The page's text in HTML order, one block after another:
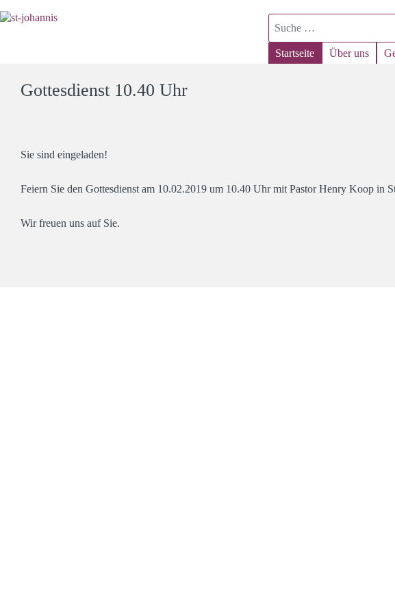
Suchen
Startseite Über uns
Gottesdienst 10.40 Uhr
Sie sind eingeladen!
Feiern Sie den Gottesdienst am 10.02.2019 um 10.40 Uhr mit Pastor Henry Koop in
Wir freuen uns auf Sie.